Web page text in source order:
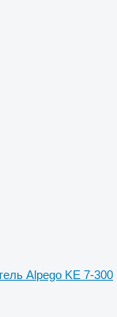
Alpego KE 7-300